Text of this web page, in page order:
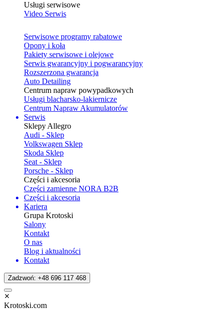
Usługi serwisowe
Video Serwis
Serwisowe programy rabatowe
Opony i koła
Pakiety serwisowe i olejowe
Serwis gwarancyjny i pogwarancyjny
Rozszerzona gwarancja
Auto Detailing
Centrum napraw powypadkowych
Usługi blacharsko-lakiernicze
Centrum Napraw Akumulatorów
Serwis
Sklepy Allegro
Audi - Sklep
Volkswagen Sklep
Skoda Sklep
Seat - Sklep
Porsche - Sklep
Części i akcesoria
Części zamienne NORA B2B
Części i akcesoria
Kariera
Grupa Krotoski
Salony
Kontakt
O nas
Blog i aktualności
Kontakt
Zadzwoń: +48 696 117 468
Krotoski.com